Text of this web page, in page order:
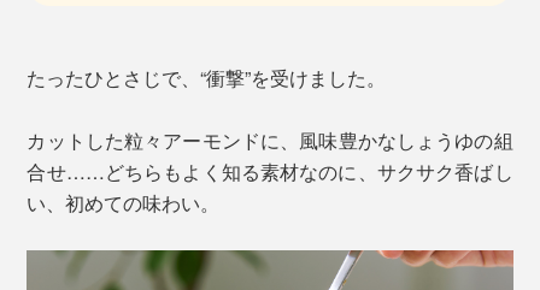
たったひとさじで、“衝撃”を受けました。
カットした粒々アーモンドに、風味豊かなしょうゆの組
合せ……どちらもよく知る素材なのに、サクサク香ばし
い、初めての味わい。